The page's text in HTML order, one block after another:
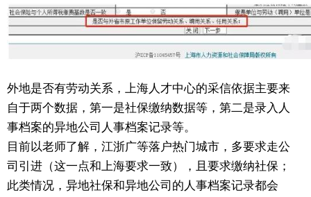
外地是否有劳动关系，上海人才中心的采信依据主要来
自于两个数据，第一是社保缴纳数据等，第二是录入人
事档案的异地公司人事档案记录等。
目前以老师了解，江浙广等落户热门城市，多要求走公
司引进（这一点和上海要求一致），且要求缴纳社保；
此类情况，异地社保和异地公司的人事档案记录都会